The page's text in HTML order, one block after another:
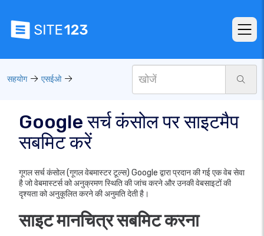
सहयोग एसईओ
Google सर्च कंसोल पर साइटमैप
सबमिट करें
गूगल सर्च कंसोल (गूगल वेबमास्टर टूल्स) Google द्वारा प्रदान की गई एक वेब सेवा
है जो वेबमास्टर्स को अनुक्रमण स्थिति की जांच करने और उनकी वेबसाइटों की
दृश्यता को अनुकूलित करने की अनुमति देती है।
साइट मानचित्र सबमिट करना